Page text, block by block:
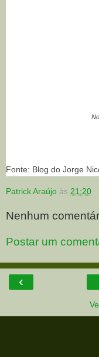
Fonte: Blog do Jorge
Patrick Araújo às 21:20
Nenhum
Postar um
‹